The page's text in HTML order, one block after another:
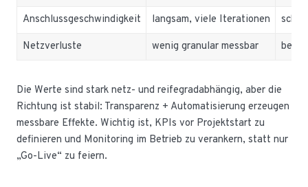
Anschlussgeschwindigkeit langsam, viele Iterationen
Netzverluste wenig granular messbar
Die Werte sind stark netz- und reifegradabhängig, aber die
Richtung ist stabil: Transparenz + Automatisierung erzeugen
messbare Effekte. Wichtig ist, KPIs vor Projektstart zu
definieren und Monitoring im Betrieb zu verankern, statt nur
„Go-Live“ zu feiern.